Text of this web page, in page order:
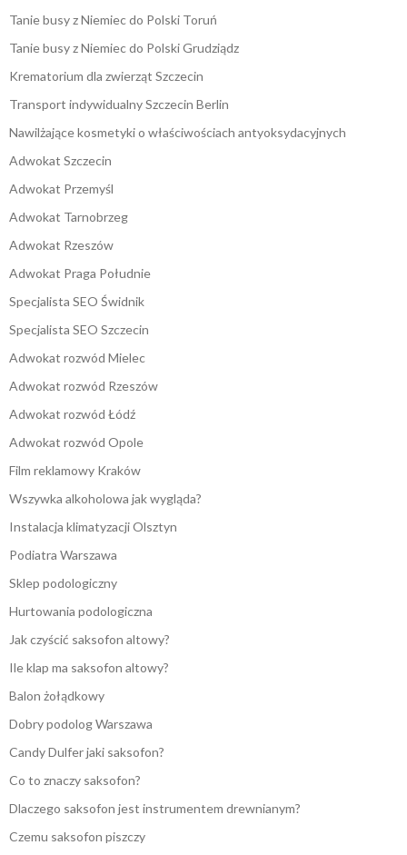
Tanie busy z Niemiec do Polski Toruń
Tanie busy z Niemiec do Polski Grudziądz
Krematorium dla zwierząt Szczecin
Transport indywidualny Szczecin Berlin
Nawilżające kosmetyki o właściwościach antyoksydacyjnych
Adwokat Szczecin
Adwokat Przemyśl
Adwokat Tarnobrzeg
Adwokat Rzeszów
Adwokat Praga Południe
Specjalista SEO Świdnik
Specjalista SEO Szczecin
Adwokat rozwód Mielec
Adwokat rozwód Rzeszów
Adwokat rozwód Łódź
Adwokat rozwód Opole
Film reklamowy Kraków
Wszywka alkoholowa jak wygląda?
Instalacja klimatyzacji Olsztyn
Podiatra Warszawa
Sklep podologiczny
Hurtowania podologiczna
Jak czyścić saksofon altowy?
Ile klap ma saksofon altowy?
Balon żołądkowy
Dobry podolog Warszawa
Candy Dulfer jaki saksofon?
Co to znaczy saksofon?
Dlaczego saksofon jest instrumentem drewnianym?
Czemu saksofon piszczy